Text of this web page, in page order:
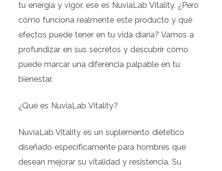
tu energía y vigor, ese es NuviaLab Vitality. ¿Pero
cómo funciona realmente este producto y qué
efectos puede tener en tu vida diaria? Vamos a
profundizar en sus secretos y descubrir cómo
puede marcar una diferencia palpable en tu
bienestar.
¿Qué es NuviaLab Vitality?
NuviaLab Vitality es un suplemento dietético
diseñado específicamente para hombres que
desean mejorar su vitalidad y resistencia. Su